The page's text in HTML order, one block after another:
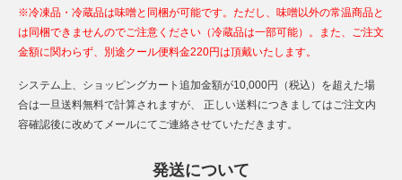
※冷凍品・冷蔵品は味噌と同梱が可能です。ただし、味噌以外の常温商品と
は同梱できませんのでご注意ください（冷蔵品は一部可能）。また、ご注文
金額に関わらず、別途クール便料金220円は頂戴いたします。
システム上、ショッピングカート追加金額が10,000円（税込）を超えた場
合は一旦送料無料で計算されますが、 正しい送料につきましてはご注文内
容確認後に改めてメールにてご連絡させていただきます。
発送について